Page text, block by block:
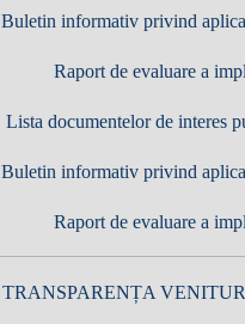
Buletin informativ privind
Raport de evaluare a
Lista documentelor de interes
Buletin informativ privind
Raport de evaluare a
TRANSPARENȚA